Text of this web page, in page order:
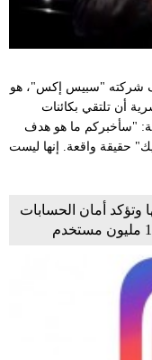
شركته "سبيس إكس"، هو
أن تلتقي بكائنات
"سأخبركم ما هو هدف
حقيقة واقعة. إنها ليست
وتؤكد أمان الحسابات